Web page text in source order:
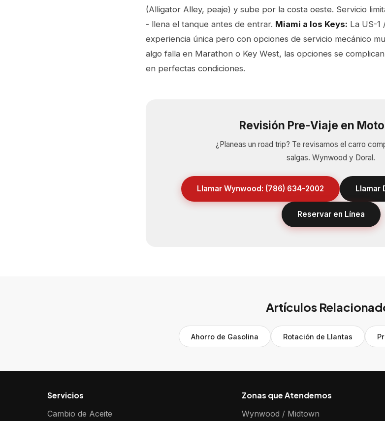
(Alligator Alley, peaje) y sube por la costa oeste. Servicio
- llena el tanque antes de entrar. Miami a los Keys: La US-1
experiencia única pero con opciones de servicio mecánico
algo falla en Marathon o Key West, las opciones se
en perfectas condiciones.
Revisión Pre-Viaje en
¿Planeas un road trip? Te revisamos el carro
salgas. Wynwood y Doral.
Llamar Wynwood: (786) 634-2002 Llamar
Reservar en Línea
Artículos
Ahorro de Gasolina Rotación de Llantas
Servicios
Cambio de Aceite
Zonas que Atendemos
Wynwood / Midtown